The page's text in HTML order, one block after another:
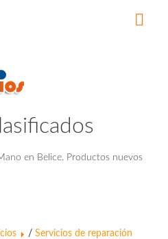
en Belice. Productos nuevos
/ Servicios de reparación